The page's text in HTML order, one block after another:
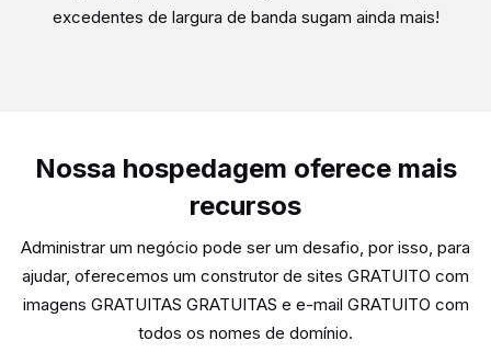
excedentes de largura de banda sugam ainda mais!
Nossa hospedagem oferece mais
recursos
Administrar um negócio pode ser um desafio, por isso, para
ajudar, oferecemos um construtor de sites GRATUITO com
imagens GRATUITAS GRATUITAS e e-mail GRATUITO com
todos os nomes de domínio.